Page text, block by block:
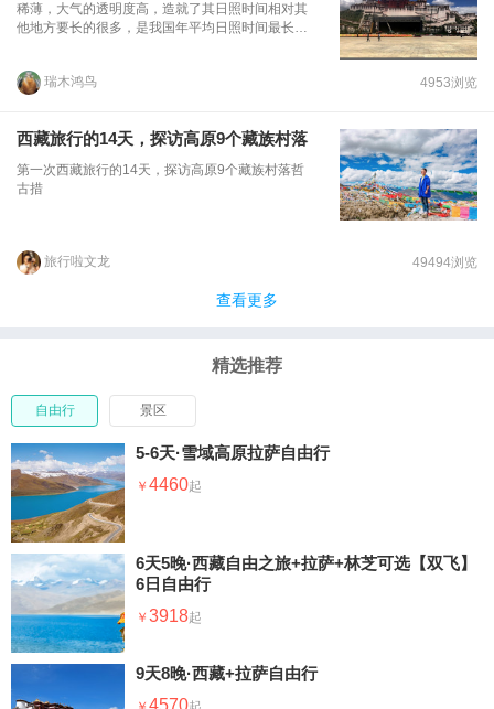
稀薄，大气的透明度高，造就了其日照时间相对其
他地方要长的很多，是我国年平均日照时间最长的
以侧身倾听、可以仔细阅读，其情悠然、其韵曼
中飘飘渺渺，阳光就穿透晨雾，闪耀着迷人的光
大楼上。拉萨在沐浴阳光之后，露出了新的容颜，
焕发出新的活力，开始了新的一天。花儿在阳光的
淡的清香。在红白紫交辉的光晕中，可以看清山川
雾态，悟透太阳深邃博大的内涵，读出“一花一世
界，一叶一菩提的禅意”。当年的神佛之地拉萨，现
如今也展开了大规模的建设，一座新的拉萨城拔地
瑞木鸿鸟 4953浏览
西藏旅行的14天，探访高原9个藏族村落
第一次西藏旅行的14天，探访高原9个藏族村落哲
古措
旅行啦文龙 49494浏览
查看更多
精选推荐
自由行 景区
5-6天·雪域高原拉萨自由行
4460
6天5晚·西藏自由之旅+拉萨+林芝可选【双飞】
6日自由行
3918
9天8晚·西藏+拉萨自由行
4570